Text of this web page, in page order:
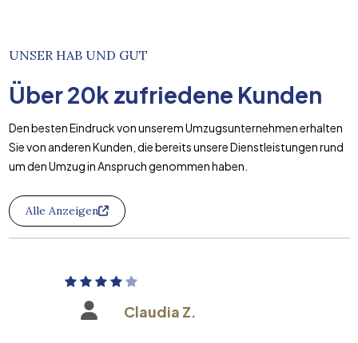
UNSER HAB UND GUT
Über20k zufriedene Kunden
Den besten Eindruck von unserem Umzugsunternehmen erhalten
Sie von anderen Kunden, die bereits unsere Dienstleistungen rund
um den Umzug in Anspruch genommen haben.
Alle Anzeigen
Claudia Z.